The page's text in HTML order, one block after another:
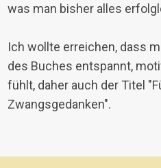
was man bisher alles
Ich wollte erreichen, dass
des Buches entspannt,
fühlt, daher auch der Titel
Zwangsgedanken".